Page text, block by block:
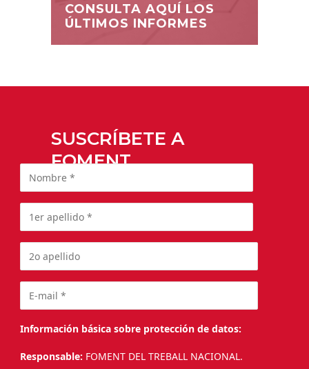
CONSULTA AQUÍ LOS
ÚLTIMOS INFORMES
SUSCRÍBETE A
FOMENT
Información básica sobre protección de datos:
Responsable: FOMENT DEL TREBALL NACIONAL.